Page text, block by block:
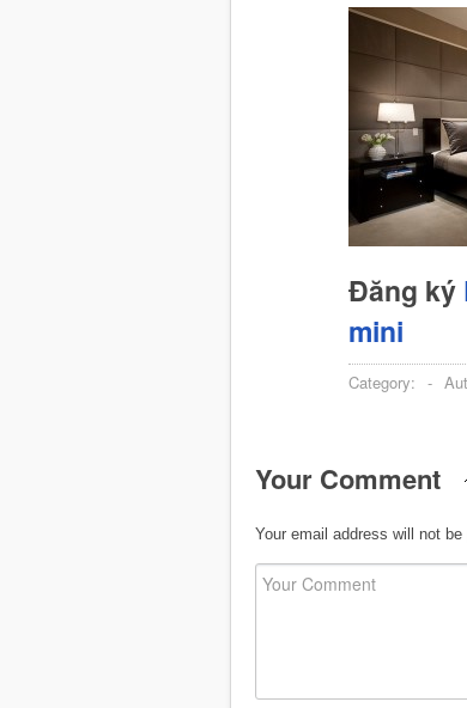
Đăng ký
mini
Category: -
Your Comment
Your email address will not be